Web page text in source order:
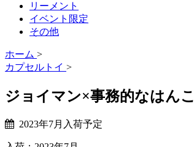
リーメント
イベント限定
その他
ホーム >
カプセルトイ >
ジョイマン×事務的なはんこ
2023年7月入荷予定